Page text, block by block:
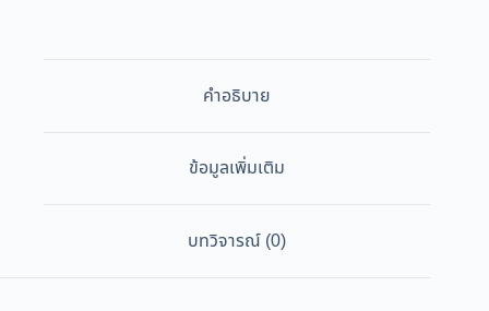
คำอธิบาย
ข้อมูลเพิ่มเติม
บทวิจารณ์ (0)